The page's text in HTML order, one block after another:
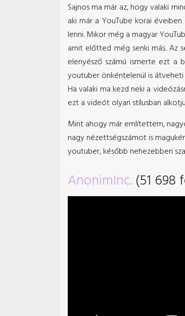
Sajnos ma már az, hogy valaki
aki már a YouTube korai
lenni. Mikor még a magyar
amit előtted még senki más. Az
elenyésző számú ismerte ezt a
youtuber önkéntelenül is
Ha valaki ma kezd neki a
ezt a videót olyan stílusban
Mint ahogy már említettem,
nagy nézettségszámot is
youtuber, később nehezebben
AnonimInc. (51 698